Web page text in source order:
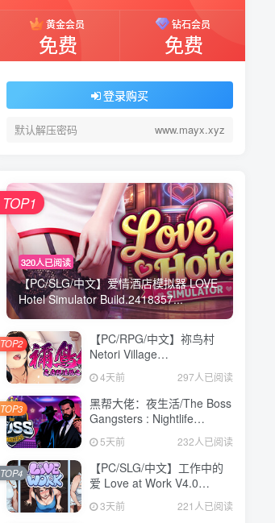
黄金会员
免费
钻石会员
免费
登录购买
默认解压密码 www.mayx.xyz
320人已阅读
【PC/SLG/中文】爱情酒店模拟器 LOVE
Hotel Simulator Build.2418357...
TOP1
【PC/RPG/中文】祢鸟村
Netori Village
Build.24194835 STEAM官
方中文版【540MB】
4天前 297人已阅读
TOP2
黑帮大佬：夜生活/The Boss
Gangsters : Nightlife
Build.21376939|模拟经营|容
量8.4GB|免安装绿色中文版
5天前 232人已阅读
TOP3
【PC/SLG/中文】工作中的
爱 Love at Work V4.0
STEAM官方中文版
【3.1GB】
3天前 221人已阅读
TOP4